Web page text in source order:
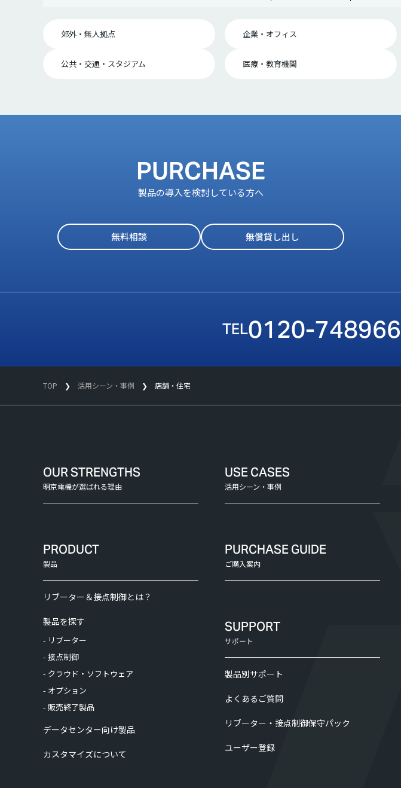
郊外・無人拠点 企業・オフィス
公共・交通・スタジアム 医療・教育機関
PURCHASE
製品の導入を検討している方へ
無料相談 無償貸し出し
0120-748966
TOP 活用シーン・事例 店舗・住宅
OUR STRENGTHS
明京電機が選ばれる理由
PRODUCT
製品
リブーター＆接点制御とは？
製品を探す
- リブーター
- 接点制御
- クラウド・ソフトウェア
- オプション
- 販売終了製品
データセンター向け製品
カスタマイズについて
USE CASES
活用シーン・事例
PURCHASE GUIDE
ご購入案内
SUPPORT
サポート
製品別サポート
よくあるご質問
リブーター・接点制御保守パック
ユーザー登録